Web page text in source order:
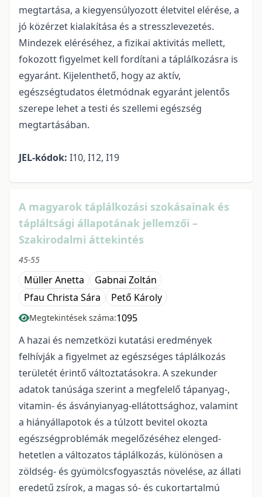
megtartása, a kiegyensúlyozott életvitel elérése, a
jó közérzet kialakítása és a stresszlevezetés.
Mindezek eléréséhez, a fizikai aktivitás mellett,
fokozott figyelmet kell fordítani a táplálkozásra is
egyaránt. Kijelenthető, hogy az aktív,
egészségtudatos életmódnak egyaránt jelentős
szerepe lehet a testi és szellemi egészség
megtartásában.
JEL-kódok: I10, I12, I19
A magyarok táplálkozási szokásainak és
tápláltsági állapotának jellemzői –
Szakirodalmi áttekintés
45-55
Müller Anetta
Gabnai Zoltán
Pfau Christa Sára
Pető Károly
Megtekintések száma:1095
A hazai és nemzetközi kutatási eredmények
felhívják a figyelmet az egészséges táplálkozás
területét érintő változtatásokra. A szekunder
adatok tanúsága szerint a megfelelő tápanyag-,
vitamin- és ásványianyag-ellátottsághoz, valamint
a hiányállapotok és a túlzott bevitel okoz­ta
egészségproblémák megelőzéséhez elenged­
hetetlen a változatos táplálkozás, különösen a
zöldség- és gyümölcsfogyasztás növelése, az állati
eredetű zsírok, a magas só- és cukortartalmú